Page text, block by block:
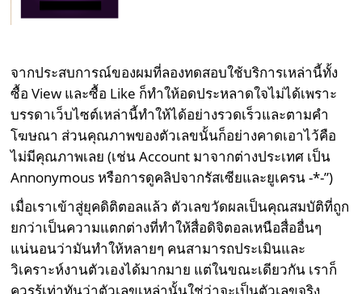
จากประสบการณ์ของผมที่ลองทดสอบใช้บริการเหล่านี้ทั้ง
ซื้อ View และซื้อ Like ก็ทำให้อดประหลาดใจไม่ได้เพราะ
บรรดาเว็บไซต์เหล่านี้ทำให้ได้อย่างรวดเร็วและตามคำ
โฆษณา ส่วนคุณภาพของตัวเลขนั้นก็อย่างคาดเอาไว้คือ
ไม่มีคุณภาพเลย (เช่น Account มาจากต่างประเทศ เป็น
Annonymous หรือการดูคลิปจากรัสเซียและยูเครน -*-”)
เมื่อเราเข้าสู่ยุคดิติตอลแล้ว ตัวเลขวัดผลเป็นคุณสมบัติที่ถูก
ยกว่าเป็นความแตกต่างที่ทำให้สื่อดิจิตอลเหนือสื่ออื่นๆ
แน่นอนว่ามันทำให้หลายๆ คนสามารถประเมินและ
วิเคราะห์งานตัวเองได้มากมาย แต่ในขณะเดียวกัน เราก็